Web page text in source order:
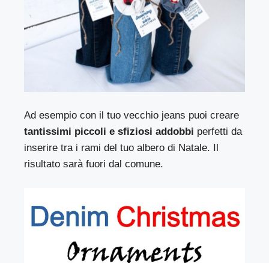
Ad esempio con il tuo vecchio jeans puoi creare
tantissimi piccoli e sfiziosi addobbi perfetti da
inserire tra i rami del tuo albero di Natale. Il
risultato sarà fuori dal comune.